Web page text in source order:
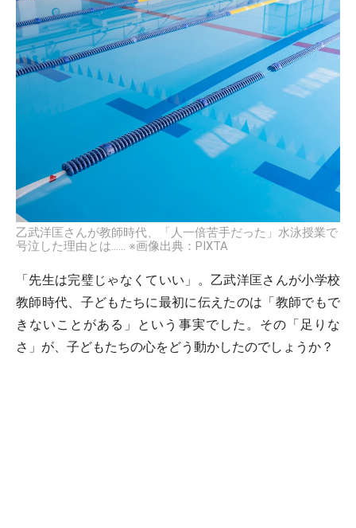
乙武洋匡さんが教師時代、「人一倍苦手だった」水泳授業で
号泣した理由とは…… ※画像出典：PIXTA
「先生は完璧じゃなくていい」。乙武洋匡さんが小学校
教師時代、子どもたちに最初に伝えたのは「教師でもで
きないことがある」という事実でした。その「足りな
さ」が、子どもたちの心をどう動かしたのでしょうか？